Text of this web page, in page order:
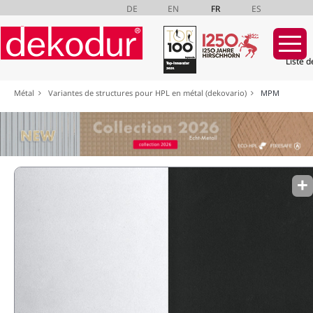
DE EN FR ES
Liste
contenu
Métal Variantes de structures pour HPL en métal (dekovario) MPM